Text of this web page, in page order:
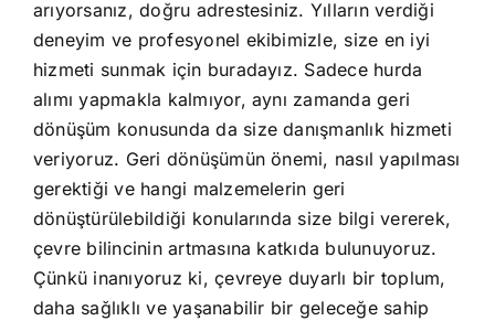
arıyorsanız, doğru adrestesiniz. Yılların verdiği
deneyim ve profesyonel ekibimizle, size en iyi
hizmeti sunmak için buradayız. Sadece hurda
alımı yapmakla kalmıyor, aynı zamanda geri
dönüşüm konusunda da size danışmanlık hizmeti
veriyoruz. Geri dönüşümün önemi, nasıl yapılması
gerektiği ve hangi malzemelerin geri
dönüştürülebildiği konularında size bilgi vererek,
çevre bilincinin artmasına katkıda bulunuyoruz.
Çünkü inanıyoruz ki, çevreye duyarlı bir toplum,
daha sağlıklı ve yaşanabilir bir geleceğe sahip